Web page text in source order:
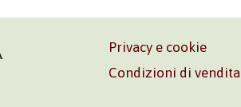
Privacy e cookie
Condizioni di vendita